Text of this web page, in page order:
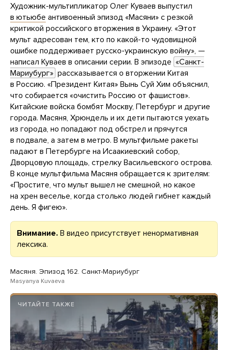
Художник-мультипликатор Олег Куваев выпустил
в ютьюбе антивоенный эпизод «Масяни» с резкой
критикой российского вторжения в Украину. «Этот
мульт адресован тем, кто по какой-то чудовищной
ошибке поддерживает русско-украинскую войну», —
написал Куваев в описании серии. В эпизоде «Санкт-
Мариубург» рассказывается о вторжении Китая
в Россию. «Президент Китая» Вынь Суй Хим объяснил,
что собирается «очистить Россию от фашистов».
Китайские войска бомбят Москву, Петербург и другие
города. Масяня, Хрюндель и их дети пытаются уехать
из города, но попадают под обстрел и прячутся
в подвале, а затем в метро. В мультфильме ракеты
падают в Петербурге на Исаакиевский собор,
Дворцовую площадь, стрелку Васильевского острова.
В конце мультфильма Масяня обращается к зрителям:
«Простите, что мульт вышел не смешной, но какое
на хрен веселье, когда столько людей гибнет каждый
день. Я фигею».
Внимание. В видео присутствует ненормативная
лексика.
Масяня. Эпизод 162. Санкт-Мариубург
Masyanya Kuvaeva
ЧИТАЙТЕ ТАКЖЕ